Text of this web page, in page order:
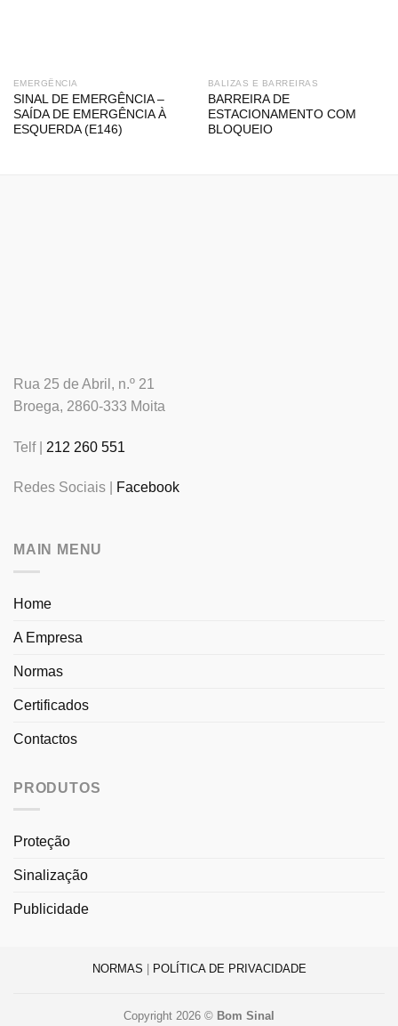
EMERGÊNCIA
SINAL DE EMERGÊNCIA –
SAÍDA DE EMERGÊNCIA À
ESQUERDA (E146)
BALIZAS E BARREIRAS
BARREIRA DE
ESTACIONAMENTO COM
BLOQUEIO
Rua 25 de Abril, n.º 21
Broega, 2860-333 Moita
Telf | 212 260 551
Redes Sociais | Facebook
MAIN MENU
Home
A Empresa
Normas
Certificados
Contactos
PRODUTOS
Proteção
Sinalização
Publicidade
NORMAS POLÍTICA DE PRIVACIDADE
Copyright 2026 © Bom Sinal